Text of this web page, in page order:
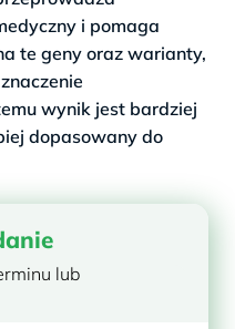
i pomaga
te geny oraz warianty,
wynik jest bardziej
dopasowany do
lub